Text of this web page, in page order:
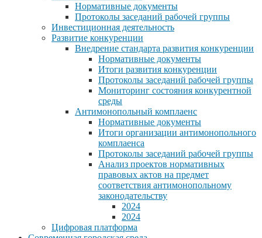
Нормативные документы
Протоколы заседаний рабочей группы
Инвестиционная деятельность
Развитие конкуренции
Внедрение стандарта развития конкуренции
Нормативные документы
Итоги развития конкуренции
Протоколы заседаний рабочей группы
Мониторинг состояния конкурентной
среды
Антимонопольный комплаенс
Нормативные документы
Итоги организации антимонопольного
комплаенса
Протоколы заседаний рабочей группы
Анализ проектов нормативных
правовых актов на предмет
соответствия антимонопольному
законодательству
2024
2024
Цифровая платформа